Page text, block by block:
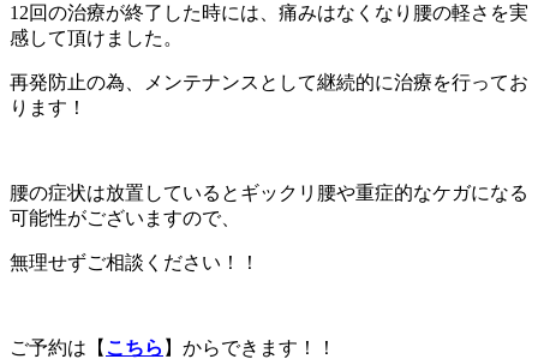
12回の治療が終了した時には、痛みはなくなり腰の軽さを実
感して頂けました。
再発防止の為、メンテナンスとして継続的に治療を行ってお
ります！
腰の症状は放置しているとギックリ腰や重症的なケガになる
可能性がございますので、
無理せずご相談ください！！
ご予約は【 こちら 】からできます！！